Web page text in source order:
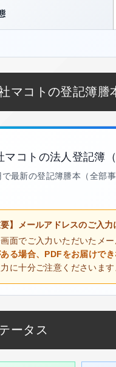
マコトの登記簿謄
マコトの法人登記簿
最新の登記簿謄本（全部
要】メールアドレスのご入力
面でご入力いただいたメ
る場合、PDFをお届けで
に十分ご注意くださいま
ータス